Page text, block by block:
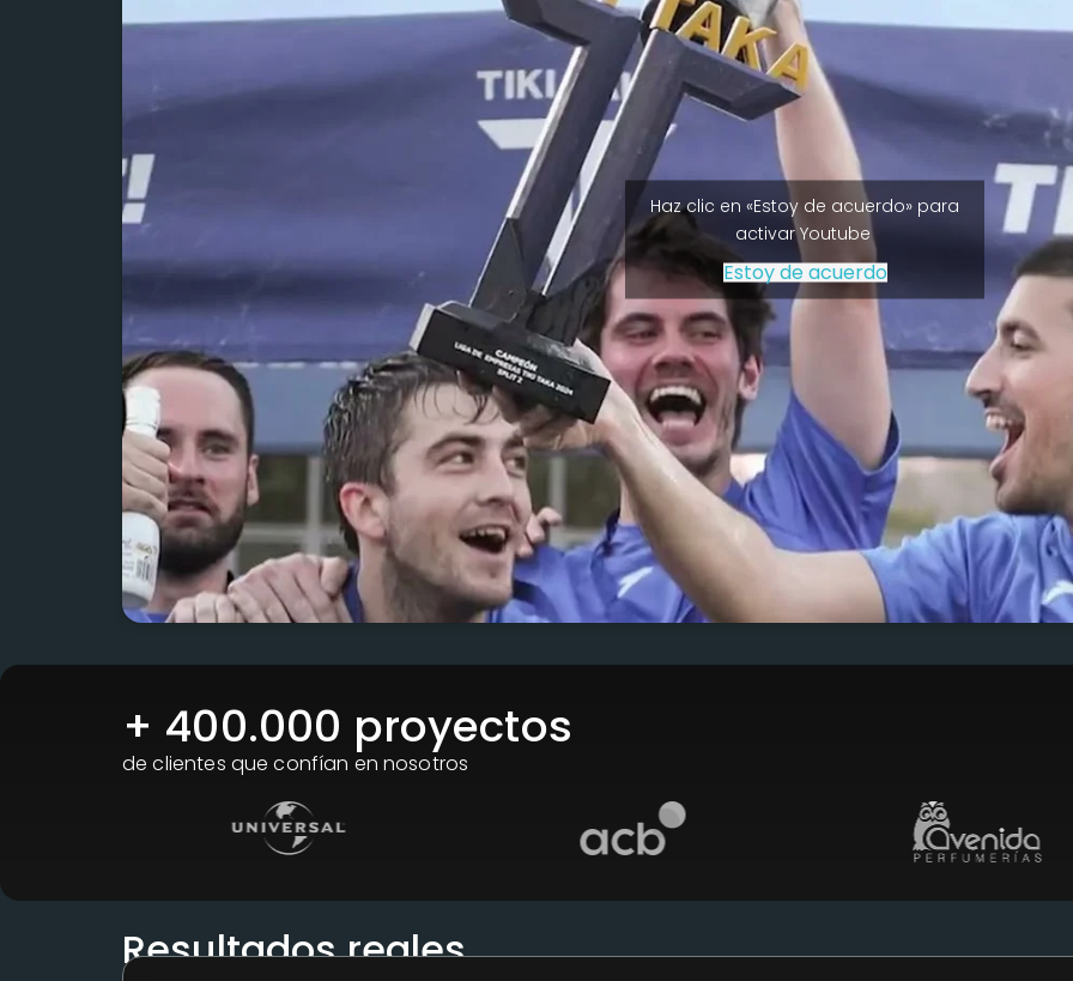
Haz clic en «Estoy de acuerdo» para
activar Youtube
Estoy de acuerdo
+ 400.000 proyectos
de clientes que confían en nosotros
Resultados reales